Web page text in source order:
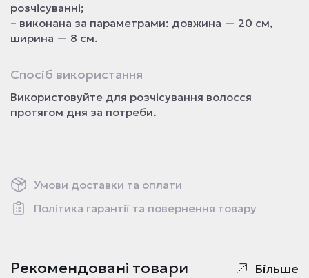
розчісуванні;
– виконана за параметрами: довжина — 20 см,
ширина — 8 см.
Спосіб використання
Використовуйте для розчісування волосся
протягом дня за потреби.
Умови доставки та оплати
Політика гарантії та повернення товару
Рекомендовані товари Більше